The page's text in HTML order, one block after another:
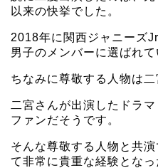
以来の快挙でした。
2018年に関西ジャニーズ
男子のメンバーに選ばれて
ちなみに尊敬する人物は
二宮さんが出演したドラ
ファンだそうです。
そんな尊敬する人物と共
て非常に貴重な経験となっ